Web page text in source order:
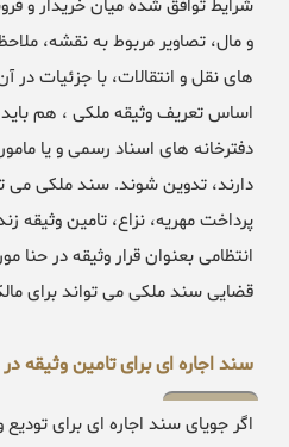
شرایط توافق شده میان خریدار و
و مال، تصاویر مربوط به نقشه،
های نقل و انتقالات، با جزئیات
اساس تعریف وثیقه ملکی ، هم باید
دفترخانه های اسناد رسمی و یا
دارند، تدوین شوند. سند ملکی می
پرداخت مهریه، نزاع، تامین وثیقه
انتظامی بعنوان قرار وثیقه در حنا
قضایی سند ملکی می تواند برای
سند اجاره ای برای تامین وثیقه در
اگر جویای سند اجاره ای برای